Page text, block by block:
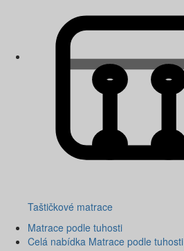
Taštičkové matrace
Matrace podle tuhosti
Celá nabídka Matrace podle tuhosti